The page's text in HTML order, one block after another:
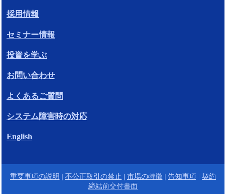
採用情報
セミナー情報
投資を学ぶ
お問い合わせ
よくあるご質問
システム障害時の対応
English
重要事項の説明 | 不公正取引の禁止 | 市場の特徴 | 告知事項 | 契約
締結前交付書面